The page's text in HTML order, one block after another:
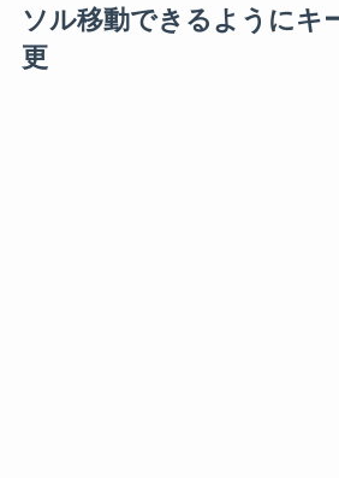
ソル移動できるようにキ
更